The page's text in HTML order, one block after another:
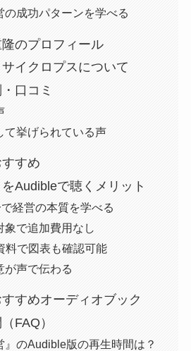
の成功パターンを学べる
のプロフィール
イクロプスについて
口コミ
て挙げられている声
すめ
をAudibleで聴くメリット
経営の本質を学べる
で追加費用なし
料で図表も確認可能
が声で伝わる
すめオーディオブック
FAQ）
』のAudible版の再生時間は？